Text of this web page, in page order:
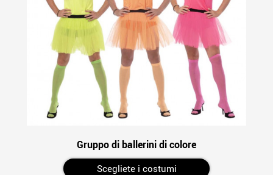
Gruppo di ballerini di colore
Scegliete i costumi